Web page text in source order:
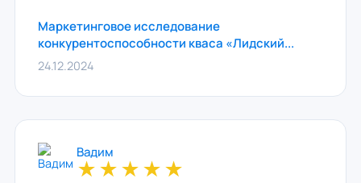
Маркетинговое исследование
конкурентоспособности кваса «Лидский...
24.12.2024
Вадим
★★★★★